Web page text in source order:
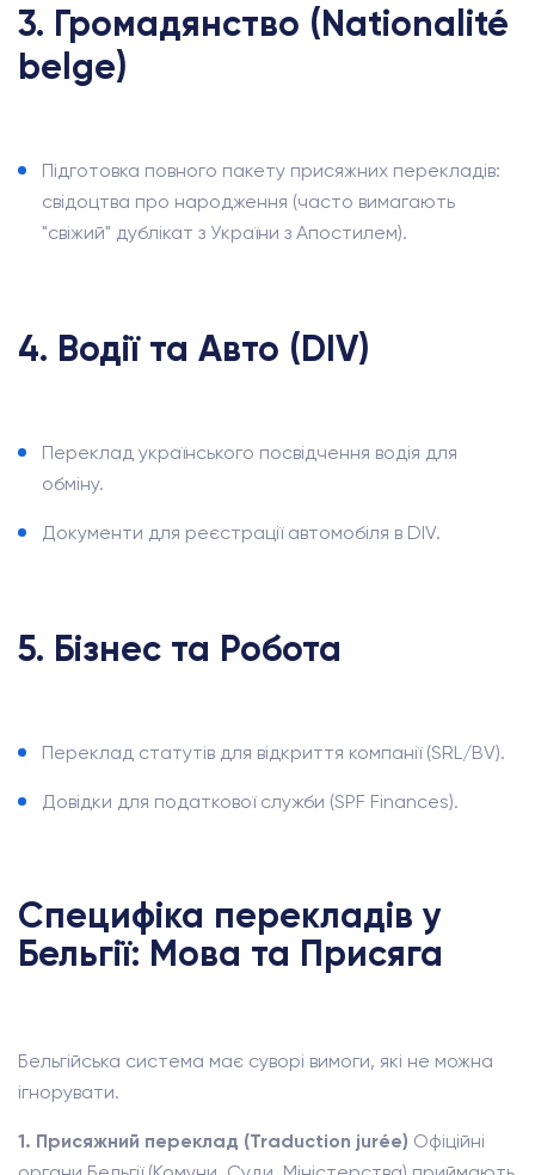
3. Громадянство (Nationalité
belge)
Підготовка повного пакету присяжних перекладів:
свідоцтва про народження (часто вимагають
"свіжий" дублікат з України з Апостилем).
4. Водії та Авто (DIV)
Переклад українського посвідчення водія для
обміну.
Документи для реєстрації автомобіля в DIV.
5. Бізнес та Робота
Переклад статутів для відкриття компанії (SRL/BV).
Довідки для податкової служби (SPF Finances).
Специфіка перекладів у
Бельгії: Мова та Присяга
Бельгійська система має суворі вимоги, які не можна
ігнорувати.
1. Присяжний переклад (Traduction jurée) Офіційні